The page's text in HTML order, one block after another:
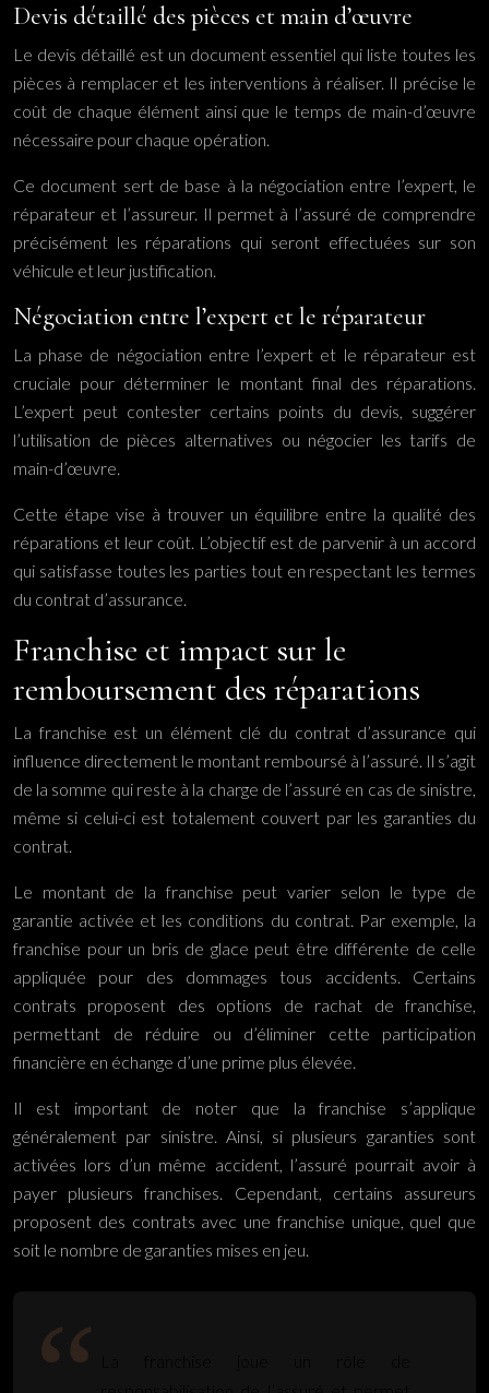
Devis détaillé des pièces et main d’œuvre
Le devis détaillé est un document essentiel qui liste toutes les
pièces à remplacer et les interventions à réaliser. Il précise le
coût de chaque élément ainsi que le temps de main-d’œuvre
nécessaire pour chaque opération.
Ce document sert de base à la négociation entre l’expert, le
réparateur et l’assureur. Il permet à l’assuré de comprendre
précisément les réparations qui seront effectuées sur son
véhicule et leur justification.
Négociation entre l’expert et le réparateur
La phase de négociation entre l’expert et le réparateur est
cruciale pour déterminer le montant final des réparations.
L’expert peut contester certains points du devis, suggérer
l’utilisation de pièces alternatives ou négocier les tarifs de
main-d’œuvre.
Cette étape vise à trouver un équilibre entre la qualité des
réparations et leur coût. L’objectif est de parvenir à un accord
qui satisfasse toutes les parties tout en respectant les termes
du contrat d’assurance.
Franchise et impact sur le
remboursement des réparations
La franchise est un élément clé du contrat d’assurance qui
influence directement le montant remboursé à l’assuré. Il s’agit
de la somme qui reste à la charge de l’assuré en cas de sinistre,
même si celui-ci est totalement couvert par les garanties du
contrat.
Le montant de la franchise peut varier selon le type de
garantie activée et les conditions du contrat. Par exemple, la
franchise pour un bris de glace peut être différente de celle
appliquée pour des dommages tous accidents. Certains
contrats proposent des options de rachat de franchise,
permettant de réduire ou d’éliminer cette participation
financière en échange d’une prime plus élevée.
Il est important de noter que la franchise s’applique
généralement par sinistre. Ainsi, si plusieurs garanties sont
activées lors d’un même accident, l’assuré pourrait avoir à
payer plusieurs franchises. Cependant, certains assureurs
proposent des contrats avec une franchise unique, quel que
soit le nombre de garanties mises en jeu.